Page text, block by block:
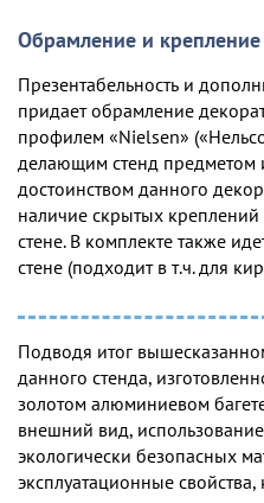
Обрамление и крепление
Презентабельность и
придает обрамление
профилем «Nielsen»
делающим стенд предметом
достоинством данного
наличие скрытых
стене. В комплекте также
стене (подходит в т.ч. для
Подводя итог
данного стенда,
золотом алюминиевом
внешний вид,
экологически безопасных
эксплуатационные